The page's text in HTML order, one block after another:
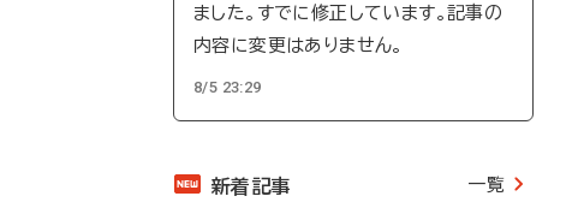
ました。すでに修正しています。記事の
内容に変更はありません。
8/5 23:29
新着記事 一覧